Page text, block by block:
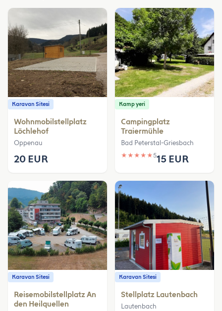
Karavan Sitesi
Wohnmobilstellplatz
Löchlehof
Oppenau
20 EUR
Kamp yeri
Campingplatz
Traiermühle
Bad Peterstal-Griesbach
★ ★ ★ ★ ★515 EUR
Karavan Sitesi
Reisemobilstellplatz An
den Heilquellen
Karavan Sitesi
Stellplatz Lautenbach
Lautenbach